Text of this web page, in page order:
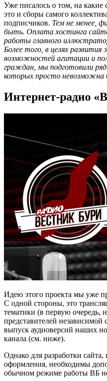
Уже писалось о том, на какие
это и сборы самого
подписчиков. Тем не менее,
быть. Оплата хостинга
работы главного
Более того, в целях
возможностей агитации и
граждан, мы подготовили
которых просто невозможна
Интернет-радио
Идею этого проекта мы уже
С одной стороны, это
тематики (в первую очередь,
представителей
выпуск аудиоверсий наших
канала (см. ниже).
Однако для разработки
оформления, необходимы
обычном режиме работы ВБ